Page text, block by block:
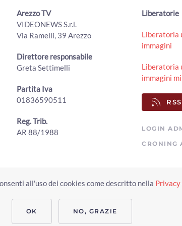
Arezzo TV
VIDEONEWS S.r.l.
Via Ramelli, 39 Arezzo
Direttore responsabile
Greta Settimelli
Partita Iva
01836590511
Reg. Trib.
AR 88/1988
Liberatorie
Liberatoria
immagini
Liberatoria
immagini
LOGIN
CRONING
& Fly Arezzo 2023
Soluzioni web video fotografia
all'uso dei cookies come descritto nella Privacy
OK NO, GRAZIE